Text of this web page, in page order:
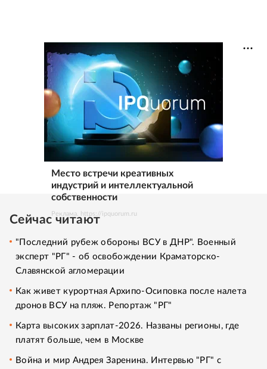
Место встречи креативных
индустрий и интеллектуальной
собственности
Реклама. https://ipquorum.ru
Сейчас читают
"Последний рубеж обороны ВСУ в ДНР". Военный
эксперт "РГ" - об освобождении Краматорско-
Славянской агломерации
Как живет курортная Архипо-Осиповка после налета
дронов ВСУ на пляж. Репортаж "РГ"
Карта высоких зарплат-2026. Названы регионы, где
платят больше, чем в Москве
Война и мир Андрея Заренина. Интервью "РГ" с